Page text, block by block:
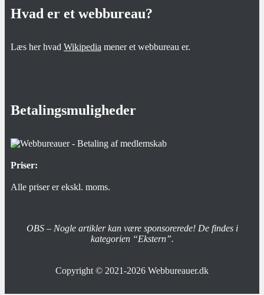
Hvad er et webbureau?
Læs her hvad Wikipedia mener et webbureau er.
Betalingsmuligheder
Priser:
Alle priser er ekskl. moms.
OBS – Nogle artikler kan være sponsorerede! De findes i
kategorien “Ekstern”.
Copyright © 2021-2026 Webbureauer.dk